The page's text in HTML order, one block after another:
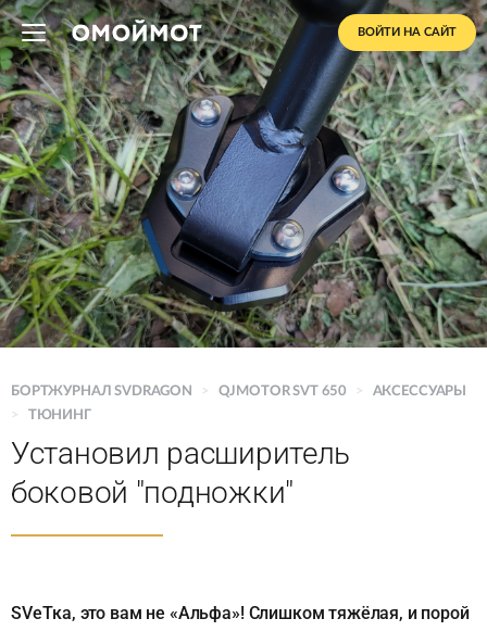
ВОЙТИ НА САЙТ
БОРТЖУРНАЛ SVDRAGON > QJMOTOR SVT 650 >
АКСЕССУАРЫ
>
ТЮНИНГ
Установил расширитель
боковой "подножки"
SVeTка, это вам не «Альфа»! Слишком тяжёлая, и порой